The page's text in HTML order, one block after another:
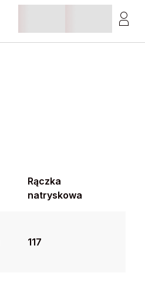
Rączka
natryskowa
117